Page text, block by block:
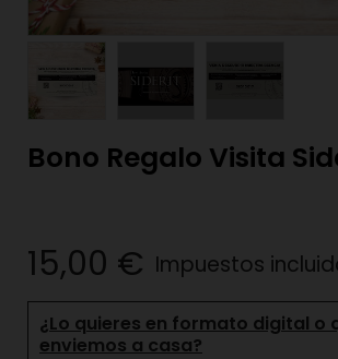
Bono Regalo Visita
15,00 € Impuestos
¿Lo quieres en formato digital o
enviemos a casa?